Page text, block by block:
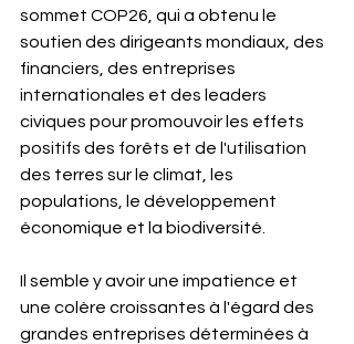
sommet COP26, qui a obtenu le
soutien des dirigeants mondiaux, des
financiers, des entreprises
internationales et des leaders
civiques pour promouvoir les effets
positifs des forêts et de l'utilisation
des terres sur le climat, les
populations, le développement
économique et la biodiversité.
Il semble y avoir une impatience et
une colère croissantes à l'égard des
grandes entreprises déterminées à